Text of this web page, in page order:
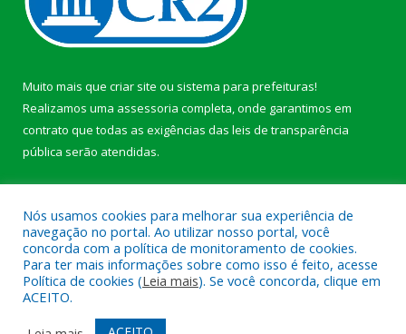
Muito mais que criar site ou sistema para prefeituras!
Realizamos uma assessoria completa, onde garantimos em
contrato que todas as exigências das leis de transparência
pública serão atendidas.
Todos os direitos reservados a Câmara Municipal de Anajás.
Mapa do Site Acessar Área Administrativa
Nós usamos cookies para melhorar sua experiência de
navegação no portal. Ao utilizar nosso portal, você
concorda com a política de monitoramento de cookies.
Para ter mais informações sobre como isso é feito, acesse
Política de cookies (Leia mais). Se você concorda, clique em
ACEITO.